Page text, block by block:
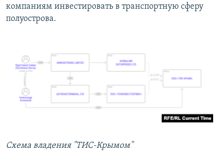
компаниям инвестировать в транспортную сферу
полуострова.
Схема владения "ТИС-Крымом"